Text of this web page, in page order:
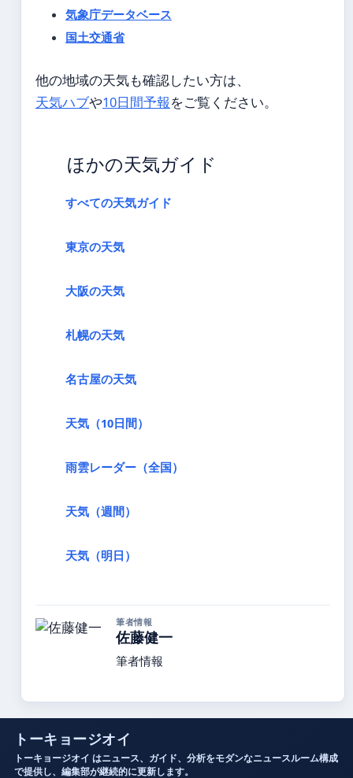
気象庁データベース
国土交通省
他の地域の天気も確認したい方は、
天気ハブや10日間予報をご覧ください。
ほかの天気ガイド
すべての天気ガイド
東京の天気
大阪の天気
札幌の天気
名古屋の天気
天気（10日間）
雨雲レーダー（全国）
天気（週間）
天気（明日）
筆者情報
佐藤健一
筆者情報
トーキョージオイ
トーキョージオイ はニュース、ガイド、分析をモダンなニュースルーム構成
で提供し、編集部が継続的に更新します。